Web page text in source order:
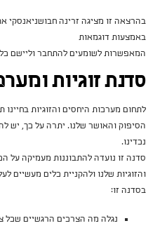
בהרצאה זו מציגה זרינה חבושניאנסקי
באמצעות דוגמאות
המאפשרות לשומעים להתחבר וליישם
סדנת זוגיות
לתחום מערכות היחסים והזוגיות
הסיפוק והאושר שלנו. יתרה על כך, יש
נכדינו.
סדנה זו נועדה להתבוננות מעמיקה על
והזוגיות שלנו ולהקניית כלים
בסדנה זו:
נגלה מה הצרכים הרגשיים שכל